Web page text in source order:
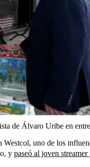
de Álvaro Uribe en
uno de los
y paseó al joven